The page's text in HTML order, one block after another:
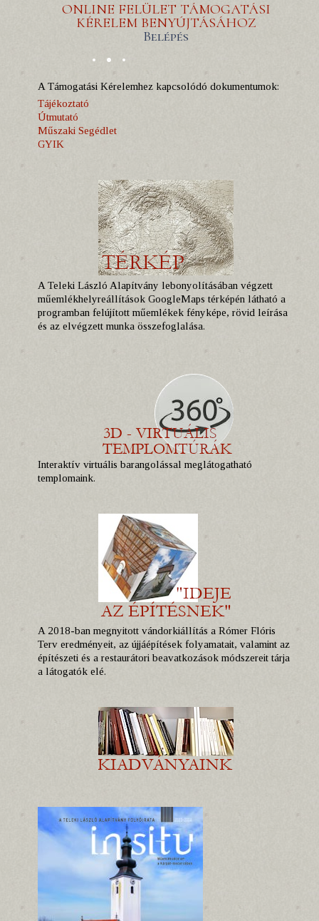
ONLINE FELÜLET TÁMOGATÁSI
KÉRELEM BENYÚJTÁSÁHOZ
Belépés
A Támogatási Kérelemhez kapcsolódó dokumentumok:
Tájékoztató
Útmutató
Műszaki Segédlet
GYIK
A Teleki László Alapítvány lebonyolításában végzett
műemlékhelyreállítások GoogleMaps térképén látható a
programban felújított műemlékek fényképe, rövid leírása
és az elvégzett munka összefoglalása.
Interaktív virtuális barangolással meglátogatható
templomaink.
A 2018-ban megnyitott vándorkiállítás a Rómer Flóris
Terv eredményeit, az újjáépítések folyamatait, valamint az
építészeti és a restaurátori beavatkozások módszereit tárja
a látogatók elé.